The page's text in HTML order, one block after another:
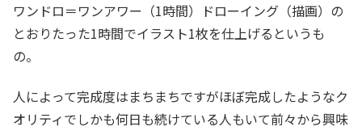
ワンドロ＝ワンアワー（1時間）ドローイング（描画）の
とおりたった1時間でイラスト1枚を仕上げるというも
の。
人によって完成度はまちまちですがほぼ完成したようなク
オリティでしかも何日も続けている人もいて前々から興味